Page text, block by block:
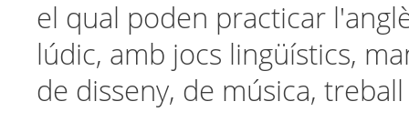
el qual poden practicar
lúdic, amb jocs lingüístics,
de disseny, de música,